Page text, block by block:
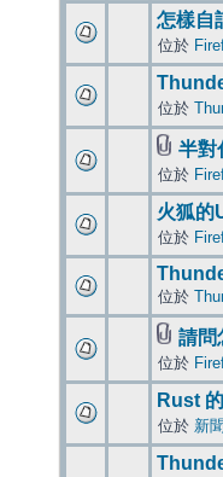
怎樣自
位於
位於
半對
位於
火狐的
位於
位於
請問
位於
Rust
位於 新